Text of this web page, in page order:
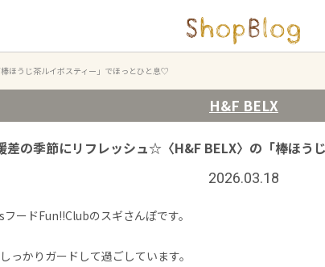
ほうじ茶ルイボスティー」でほっとひと息♡
H&F BELX
差の季節にリフレッシュ☆〈H&F BELX〉の「棒ほう
2026.03.18
ードFun!!Clubのスギさんぽです。
かりガードして過ごしています。